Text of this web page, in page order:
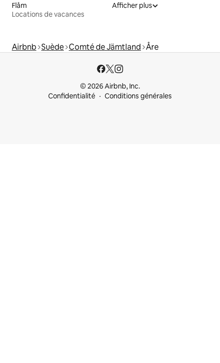
Flåm
Locations de vacances
Afficher plus
Airbnb Suède Comté de Jämtland Åre
© 2026 Airbnb, Inc.
Confidentialité
Conditions générales